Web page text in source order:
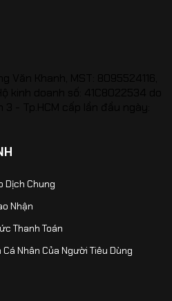
Dịch Chung
Nhận
Thanh Toán
Nhân Của Người Tiêu Dùng